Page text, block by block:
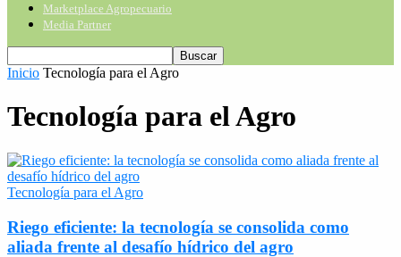
Marketplace Agropecuario
Media Partner
Inicio Tecnología para el Agro
Tecnología para el Agro
Tecnología para el Agro
Riego eficiente: la tecnología se consolida como
aliada frente al desafío hídrico del agro